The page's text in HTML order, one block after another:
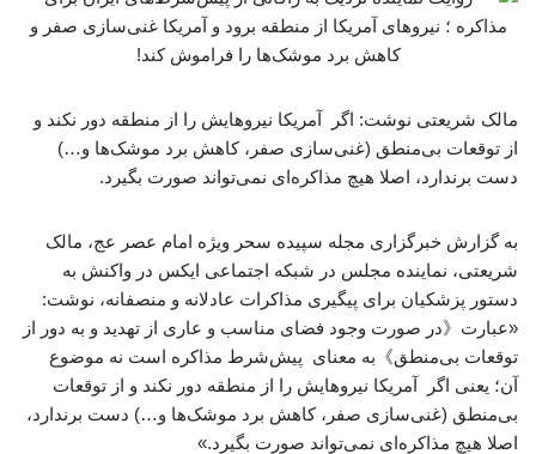
مالک شریعتی نوشت: اگر آمریکا نیروهایش را از منطقه دور نکند و
از توقعات بی‌منطق (غنی‌سازی صفر، کاهش برد موشک‌ها و…)
دست برندارد، اصلا هیچ مذاکره‌ای نمی‌تواند صورت بگیرد.
به گزارش خبرگزاری مجله سپیده سحر ویژه امام عصر عج، مالک
شریعتی، نماینده مجلس در شبکه اجتماعی ایکس در واکنش به
دستور پزشکیان برای پیگیری مذاکرات عادلانه و منصفانه، نوشت:
«عبارت《در صورت وجود فضای مناسب و عاری از تهدید و به دور از
توقعات بی‌منطق》به معنای پیش‌شرط مذاکره است نه موضوع
آن؛ یعنی اگر آمریکا نیروهایش را از منطقه دور نکند و از توقعات
بی‌منطق (غنی‌سازی صفر، کاهش برد موشک‌ها و…) دست برندارد،
اصلا هیچ مذاکره‌ای نمی‌تواند صورت بگیرد.»